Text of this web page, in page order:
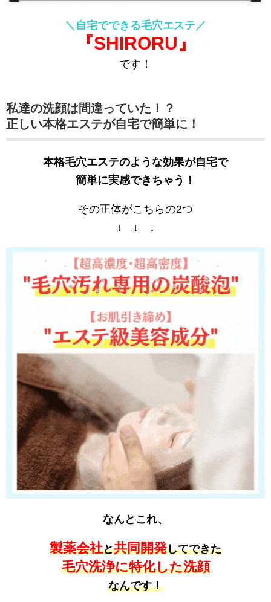
＼自宅でできる毛穴エステ／
『SHIRORU』
です！
私達の洗顔は間違っていた！？
正しい本格エステが自宅で簡単に！
本格毛穴エステのような効果が自宅で
簡単に実感できちゃう！
その正体がこちらの2つ
↓ ↓ ↓
なんとこれ、
製薬会社と共同開発してできた
毛穴洗浄に特化した洗顔
なんです！